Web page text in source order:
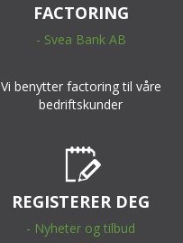
FACTORING
- Svea Bank AB
Vi benytter factoring til våre
bedriftskunder
REGISTERER DEG
- Nyheter og tilbud